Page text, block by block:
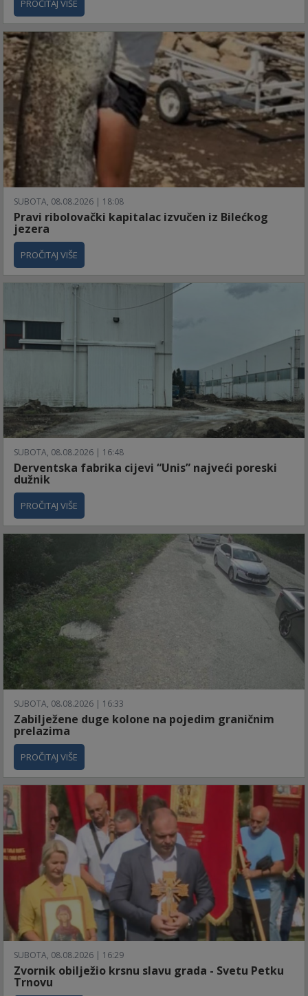
PROČITAJ VIŠE
SUBOTA, 08.08.2026 | 18:08
Pravi ribolovački kapitalac izvučen iz Bilećkog
jezera
PROČITAJ VIŠE
SUBOTA, 08.08.2026 | 16:48
Derventska fabrika cijevi “Unis” najveći poreski
dužnik
PROČITAJ VIŠE
SUBOTA, 08.08.2026 | 16:33
Zabilježene duge kolone na pojedim graničnim
prelazima
PROČITAJ VIŠE
SUBOTA, 08.08.2026 | 16:29
Zvornik obilježio krsnu slavu grada - Svetu Petku
Trnovu